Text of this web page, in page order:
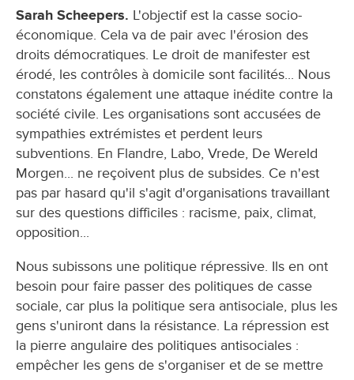
Sarah Scheepers. L'objectif est la casse socio-
économique. Cela va de pair avec l'érosion des
droits démocratiques. Le droit de manifester est
érodé, les contrôles à domicile sont facilités... Nous
constatons également une attaque inédite contre la
société civile. Les organisations sont accusées de
sympathies extrémistes et perdent leurs
subventions. En Flandre, Labo, Vrede, De Wereld
Morgen... ne reçoivent plus de subsides. Ce n'est
pas par hasard qu'il s'agit d'organisations travaillant
sur des questions difficiles : racisme, paix, climat,
opposition...
Nous subissons une politique répressive. Ils en ont
besoin pour faire passer des politiques de casse
sociale, car plus la politique sera antisociale, plus les
gens s'uniront dans la résistance. La répression est
la pierre angulaire des politiques antisociales :
empêcher les gens de s'organiser et de se mettre